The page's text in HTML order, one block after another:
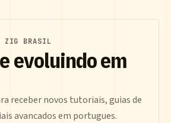
ZIG BRASIL
evoluindo em
receber novos tutoriais, guias de
avancados em portugues.